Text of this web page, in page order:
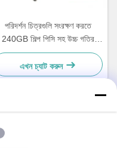
পরিদর্শন চিত্রগুলি সংরক্ষণ করতে
240GB শিল্প পিসি সহ উচ্চ গতির
ইলেকট্রনিক্স এক্স-রে পরিদর্শন মেশিন
এখন চ্যাট করুন